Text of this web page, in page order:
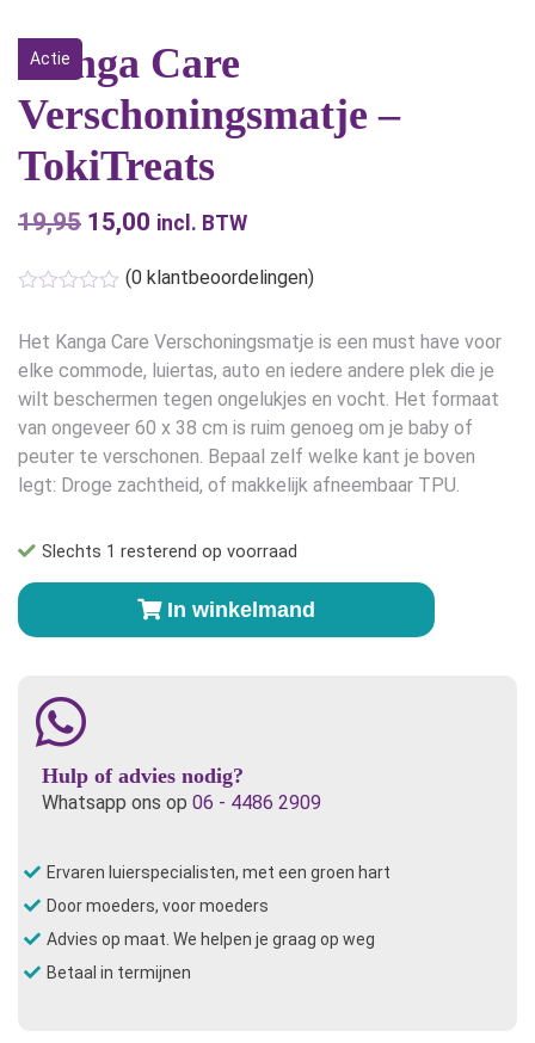
Actie
Kanga Care
Verschoningsmatje –
TokiTreats
19,95 Oorspronkelijke
was:
€19,95.
15,00 Huidige
€15,00.
incl. BTW
(0 klantbeoordelingen)
Het Kanga Care Verschoningsmatje is een must have voor
elke commode, luiertas, auto en iedere andere plek die je
wilt beschermen tegen ongelukjes en vocht. Het formaat
van ongeveer 60 x 38 cm is ruim genoeg om je baby of
peuter te verschonen. Bepaal zelf welke kant je boven
legt: Droge zachtheid, of makkelijk afneembaar TPU.
Slechts 1 resterend op voorraad
Kanga
Care
TokiTreats
aantal
In winkelmand
Hulp of advies nodig?
Whatsapp ons op 06 - 4486 2909
Ervaren luierspecialisten, met een groen hart
Door moeders, voor moeders
Advies op maat. We helpen je graag op weg
Betaal in termijnen